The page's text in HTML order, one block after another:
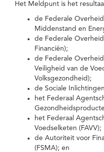
Het Meldpunt is het
de Federale
Middenstand en
de Federale
Financiën);
de Federale
Veiligheid van de
Volksgezondheid);
de Sociale
het Federaal
het Federaal
Voedselketen (FAVV);
de Autoriteit voor
(FSMA); en